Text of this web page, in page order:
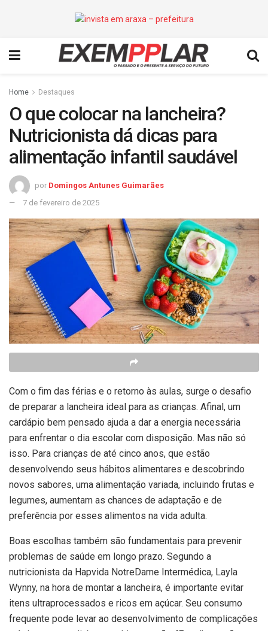
Home Destaques
O que colocar na lancheira?
Nutricionista dá dicas para
alimentação infantil saudável
por Domingos Antunes Guimarães
7 de fevereiro de 2025
Com o fim das férias e o retorno às aulas, surge o desafio
de preparar a lancheira ideal para as crianças. Afinal, um
cardápio bem pensado ajuda a dar a energia necessária
para enfrentar o dia escolar com disposição. Mas não só
isso. Para crianças de até cinco anos, que estão
desenvolvendo seus hábitos alimentares e descobrindo
novos sabores, uma alimentação variada, incluindo frutas e
legumes, aumentam as chances de adaptação e de
preferência por esses alimentos na vida adulta.
Boas escolhas também são fundamentais para prevenir
problemas de saúde em longo prazo. Segundo a
nutricionista da Hapvida NotreDame Intermédica, Layla
Wynny, na hora de montar a lancheira, é importante evitar
itens ultraprocessados e ricos em açúcar. Seu consumo
frequente pode levar ao desenvolvimento de complicações